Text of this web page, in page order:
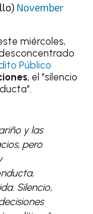
November
miércoles,
Público
, el "silencio
y las
pero
Silencio,